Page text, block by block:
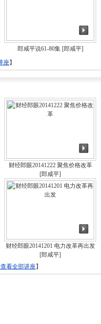
郎咸平说61-80集[郎咸平]
座】
财经郎眼20141222 聚焦价格改革
[郎咸平]
财经郎眼20141201 电力改革再出发
[郎咸平]
看全部讲座】